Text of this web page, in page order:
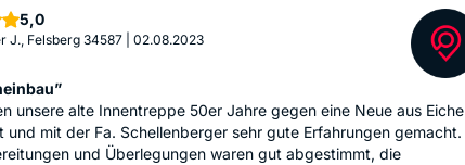
5,0Sterne
J., Felsberg 34587 02.08.2023
unsere alte Innentreppe 50er Jahre gegen eine Neue aus Eiche
und mit der Fa. Schellenberger sehr gute Erfahrungen gemacht.
und Überlegungen waren gut abgestimmt, die